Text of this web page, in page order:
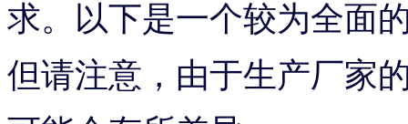
求。以下是一个较为全面
但请注意，由于生产厂家